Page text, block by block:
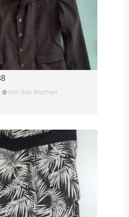
Vor drei Wochen